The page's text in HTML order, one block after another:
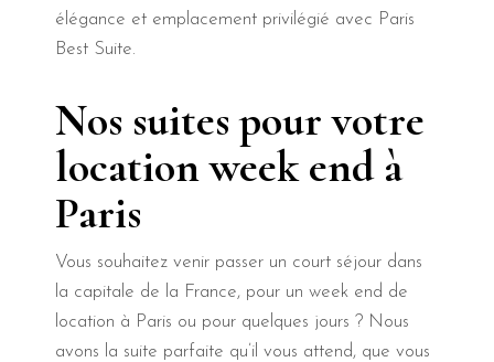
élégance et emplacement privilégié avec Paris
Best Suite.
Nos suites pour votre
location week end à
Paris
Vous souhaitez venir passer un court séjour dans
la capitale de la France, pour un week end de
location à Paris ou pour quelques jours ? Nous
avons la suite parfaite qu’il vous attend, que vous